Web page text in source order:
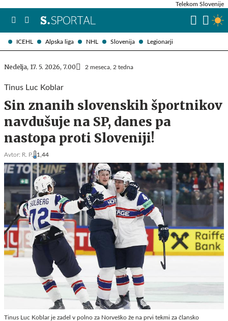
ICEHL Alpska liga NHL Slovenija Legionarji
Telekom Slovenije
Nedelja, 17. 5. 2026, 7.00 2 meseca, 2 tedna
Tinus Luc Koblar
Sin znanih slovenskih športnikov
navdušuje na SP, danes pa
nastopa proti Sloveniji!
Avtor: R. P. 1,44
Tinus Luc Koblar je zadel v polno za Norveško že na prvi tekmi za člansko